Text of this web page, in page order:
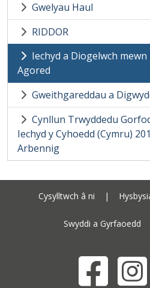
Gwelyau Haul
RIDDOR
Iechyd a Diogelwch
Agored
Gweithgareddau a
Cynllun Trwyddedu
Iechyd y Cyhoedd (Cymru)
Arbennig
Cysylltwch â ni |
Swyddi a Gyrfaoedd
Facebook